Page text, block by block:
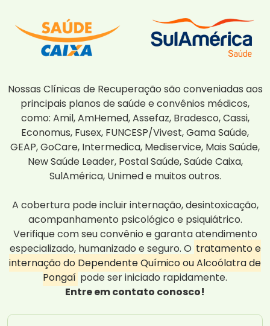
Nossas Clínicas de Recuperação são conveniadas aos
principais planos de saúde e convênios médicos,
como: Amil, AmHemed, Assefaz, Bradesco, Cassi,
Economus, Fusex, FUNCESP/Vivest, Gama Saúde,
GEAP, GoCare, Intermedica, Mediservice, Mais Saúde,
New Saúde Leader, Postal Saúde, Saúde Caixa,
SulAmérica, Unimed e muitos outros.
A cobertura pode incluir internação, desintoxicação,
acompanhamento psicológico e psiquiátrico.
Verifique com seu convênio e garanta atendimento
especializado, humanizado e seguro. O tratamento e
internação do Dependente Químico ou Alcoólatra de
Pongaí pode ser iniciado rapidamente.
Entre em contato conosco!